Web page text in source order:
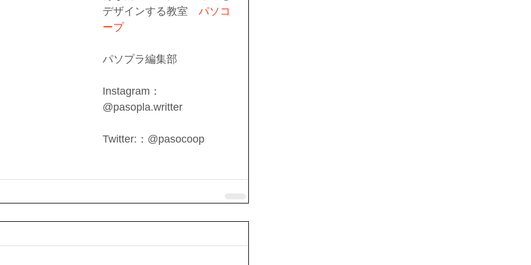
デザインする教室 パソコ
ープ
パソプラ編集部
Instagram：
@pasopla.writter
Twitter:：@pasocoop